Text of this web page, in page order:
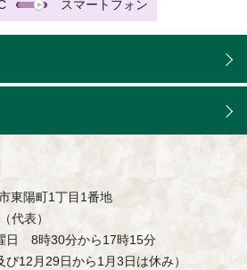
スマートフォン
東陽町1丁目1番地
代表）
日 8時30分から17時15分
び12月29日から1月3日は休み）